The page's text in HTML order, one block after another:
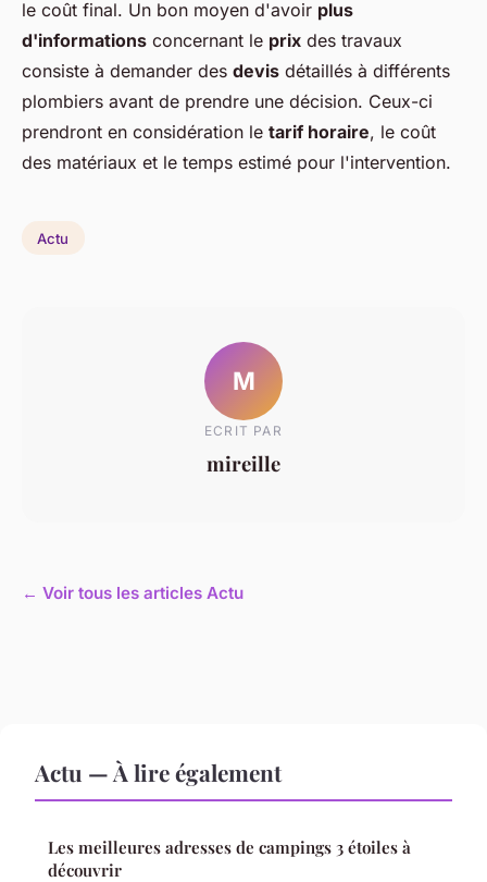
le coût final. Un bon moyen d'avoir plus
d'informations concernant le prix des travaux
consiste à demander des devis détaillés à différents
plombiers avant de prendre une décision. Ceux-ci
prendront en considération le tarif horaire, le coût
des matériaux et le temps estimé pour l'intervention.
Actu
M
ECRIT PAR
mireille
← Voir tous les articles Actu
Actu — À lire également
Les meilleures adresses de campings 3 étoiles à
découvrir